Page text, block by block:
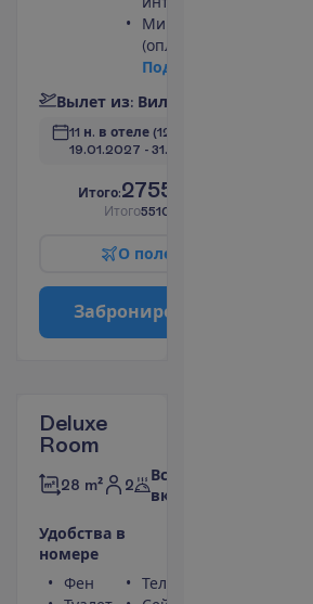
Мини-бар
(оплачивается)
Под
Вылет из: Вил
11 н. в отеле (12 н. всего)
19.01.2027 - 31.01.2027
Итого:2755.00
Итого5510.00
О поле
Заброниро
Deluxe
Room
28 m² 2
Все
включено
Удобства в
номере
Фен
Телевизор